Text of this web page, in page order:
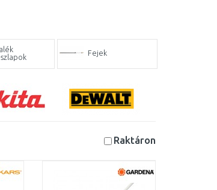
Fejek
Raktáron